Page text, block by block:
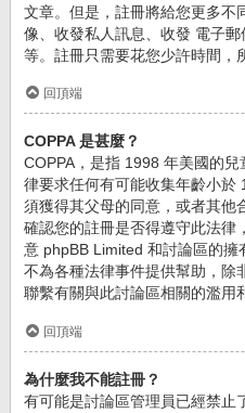
文章。但是，註冊將給您更多不
像、收發私人訊息、收發 電子郵
等。註冊只需要花您少許時間，
回頂端
COPPA 是甚麼？
COPPA，是指 1998 年美國的
律要求任何有可能收集年齡小於
須獲得其父母的同意，或者其他
確認您的註冊是否得遵守此法律
意 phpBB Limited 和討論區的
不為各種法律事件提供幫助，除
聯繫有關與此討論區相關的濫用
回頂端
為什麼我不能註冊？
有可能是討論區管理員已經禁止